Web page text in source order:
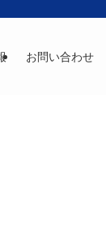
お問い合わせ